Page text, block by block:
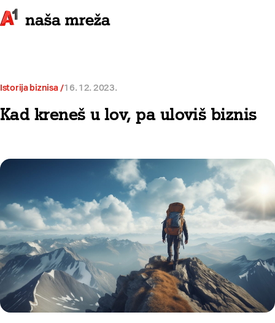
Istorija biznisa 16. 12. 2023.
Kad kreneš u lov, pa uloviš biznis